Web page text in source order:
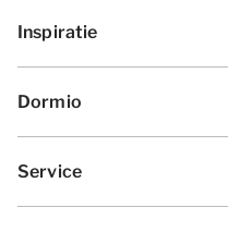
Inspiratie
Dormio
Service